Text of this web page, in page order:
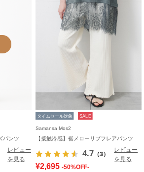
パンツ
レビュー
を見る
タイムセール対象 SALE
Samansa Mos2
【接触冷感】裾メローリブフレアパンツ
4.7 （3）
レビュー
を見る
¥2,695 -50%OFF-